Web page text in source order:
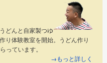
どんと自家製つゆ
り体験教室を開始。うどん作り
っています。
→もっと詳しく